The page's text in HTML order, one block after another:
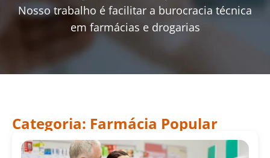
Nosso trabalho é facilitar a burocracia técnica
em farmácias e drogarias
Categoria: Farmácia Popular